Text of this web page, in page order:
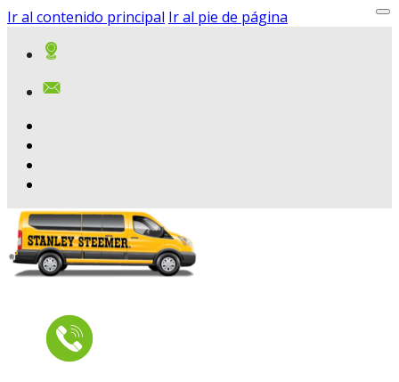
Ir al contenido principal Ir al pie de página